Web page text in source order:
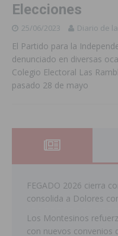
Elecciones
25/06/2023 Diario de
El Partido para la
denunciado en diversas
Colegio Electoral Las
pasado 28 de mayo
FEGADO 2026 cierra
consolida a Dolores
Los Montesinos
con nuevos convenios